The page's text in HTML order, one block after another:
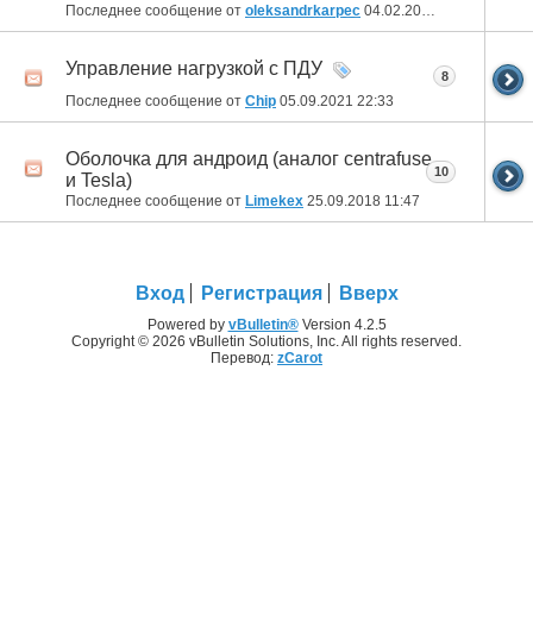
Последнее сообщение от oleksandrkarpec 04.02.2025
Управление нагрузкой с ПДУ
Последнее сообщение от Chip 05.09.2021 22:33
8
Оболочка для андроид (аналог centrafuse
и Tesla)
Последнее сообщение от Limekex 25.09.2018 11:47
10
Вход Регистрация Вверх
Powered by vBulletin®Version 4.2.5
Copyright © 2026 vBulletin Solutions, Inc. All rights reserved.
Перевод: zCarot